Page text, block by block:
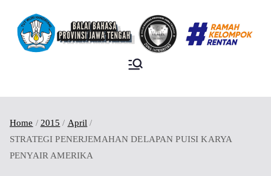
TENGAH
Home 2015
April
STRATEGI PENERJEMAHAN DELAPAN PUISI KARYA
PENYAIR AMERIKA